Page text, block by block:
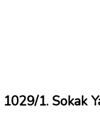
1029/1. Sokak